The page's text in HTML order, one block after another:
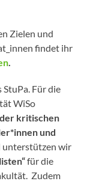
Zielen und
findet ihr
Für die
WiSo
kritischen
und
unterstützen wir
für die
Zudem